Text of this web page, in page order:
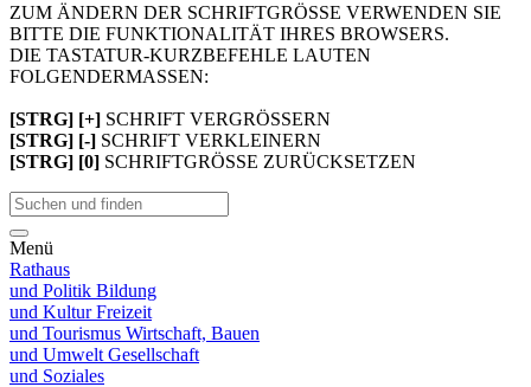
ZUM ÄNDERN DER SCHRIFTGRÖSSE VERWENDEN SIE
BITTE DIE FUNKTIONALITÄT IHRES BROWSERS.
DIE TASTATUR-KURZBEFEHLE LAUTEN
FOLGENDERMASSEN:
[STRG] [+] SCHRIFT VERGRÖSSERN
[STRG] [-] SCHRIFT VERKLEINERN
[STRG] [0] SCHRIFTGRÖSSE ZURÜCKSETZEN
Menü
Rathaus
und Politik Bildung
und KulturFreizeit
und Tourismus Wirtschaft, Bauen
und Umwelt Gesellschaft
und Soziales